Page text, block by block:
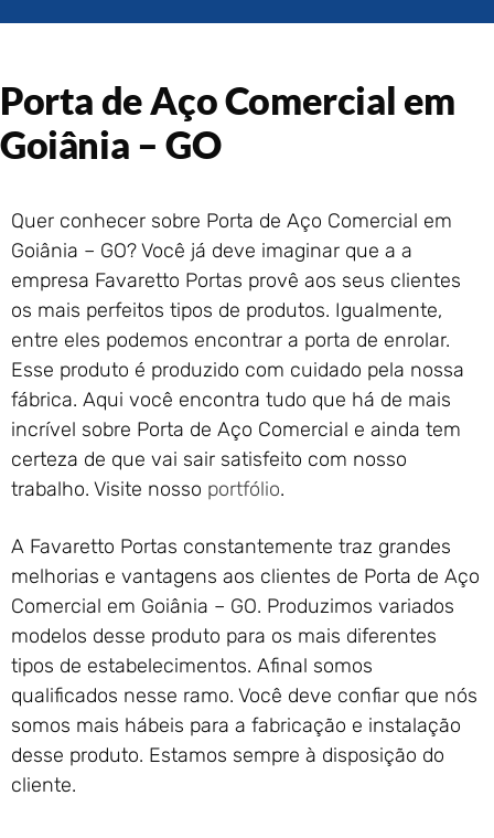
Portão de Garagem de
Enrolar em Queimados – RJ
Enrolar em Paraty – RJ
Portão de Garagem de
Enrolar em Nova Iguaçu – RJ
Portão de Garagem de
Enrolar em Nova Friburgo –
RJ
Porta de Aço Comercial em
Goiânia – GO
Quer conhecer sobre Porta de Aço Comercial em
Goiânia – GO? Você já deve imaginar que a a
empresa Favaretto Portas provê aos seus clientes
os mais perfeitos tipos de produtos. Igualmente,
entre eles podemos encontrar a porta de enrolar.
Esse produto é produzido com cuidado pela nossa
fábrica. Aqui você encontra tudo que há de mais
incrível sobre Porta de Aço Comercial e ainda tem
certeza de que vai sair satisfeito com nosso
trabalho. Visite nosso portfólio.
A Favaretto Portas constantemente traz grandes
melhorias e vantagens aos clientes de Porta de Aço
Comercial em Goiânia – GO. Produzimos variados
modelos desse produto para os mais diferentes
tipos de estabelecimentos. Afinal somos
qualificados nesse ramo. Você deve confiar que nós
somos mais hábeis para a fabricação e instalação
desse produto. Estamos sempre à disposição do
cliente.